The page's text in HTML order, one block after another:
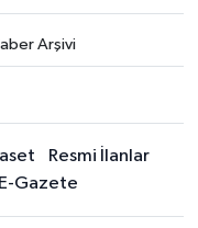
Arşivi
Resmi İlanlar
E-Gazete